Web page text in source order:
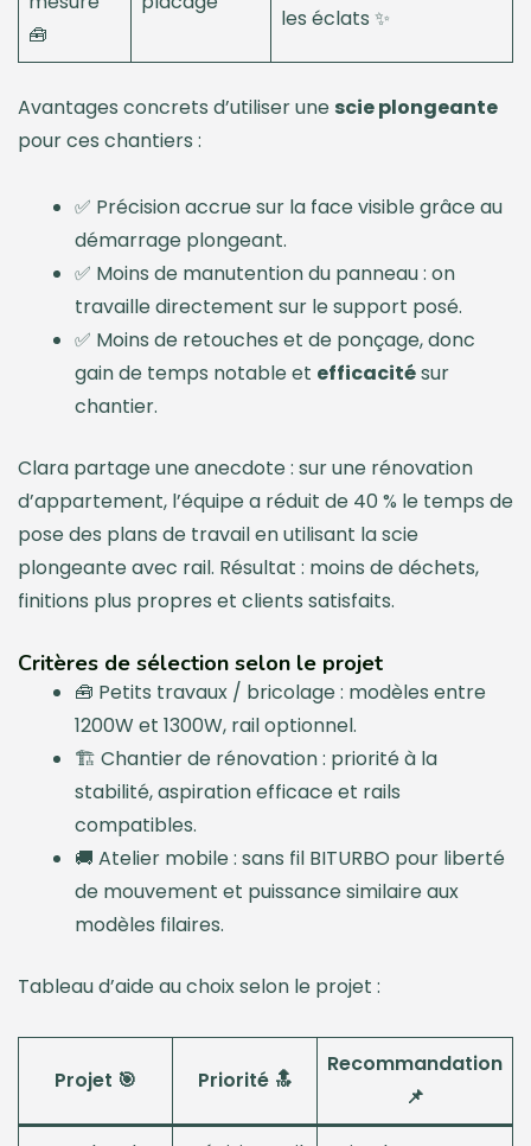
🧰
les éclats ✨
Avantages concrets d’utiliser une scie plongeante
pour ces chantiers :
✅ Précision accrue sur la face visible grâce au
démarrage plongeant.
✅ Moins de manutention du panneau : on
travaille directement sur le support posé.
✅ Moins de retouches et de ponçage, donc
gain de temps notable et efficacitésur
chantier.
Clara partage une anecdote : sur une rénovation
d’appartement, l’équipe a réduit de 40 % le temps de
pose des plans de travail en utilisant la scie
plongeante avec rail. Résultat : moins de déchets,
finitions plus propres et clients satisfaits.
Critères de sélection selon le projet
🧰 Petits travaux / bricolage : modèles entre
1200W et 1300W, rail optionnel.
🏗️ Chantier de rénovation : priorité à la
stabilité, aspiration efficace et rails
compatibles.
🚚 Atelier mobile : sans fil BITURBO pour liberté
de mouvement et puissance similaire aux
modèles filaires.
Tableau d’aide au choix selon le projet :
Projet 🎯 Priorité 🔝
Recommandation
📌